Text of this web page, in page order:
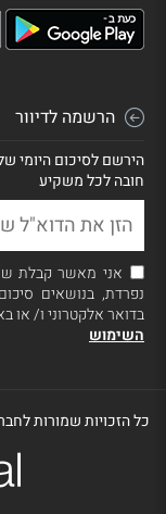
הרשמה לדיוור
הירשם לסיכום היומי
חובה לכל משקיע
אני מאשר קבלת
נפרדת, בנושאים
בדואר אלקטרוני ו/ או
השימוש
כל הזכויות שמורות